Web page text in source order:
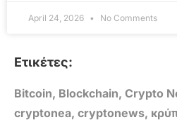
April 24, 2026 No Comments
Ετικέτες:
Bitcoin, Blockchain, Crypto
cryptonea, cryptonews,